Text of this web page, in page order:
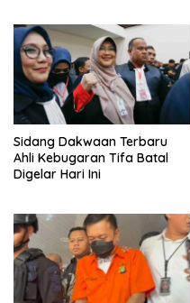
Sidang Dakwaan Terbaru
Ahli Kebugaran Tifa Batal
Digelar Hari Ini